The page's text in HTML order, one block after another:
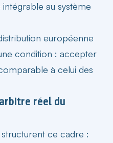
au système
européenne
condition : accepter
à celui des
réel du
ce cadre :